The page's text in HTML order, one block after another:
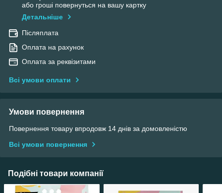
або гроші повернуться на вашу картку
Детальніше
Післяплата
Оплата на рахунок
Оплата за реквізитами
Всі умови оплати
Умови повернення
Повернення товару впродовж 14 днів за домовленістю
Всі умови повернення
Подібні товари компанії